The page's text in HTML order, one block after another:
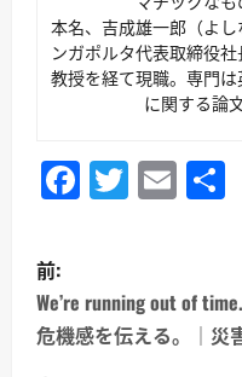
本名、吉成雄一郎（よ
ンガポルタ代表取締役
教授を経て現職。専門
に関する論
Facebook
Twitter
投
稿
ナ
前:
We’re running out of
危機感を伝える。｜災